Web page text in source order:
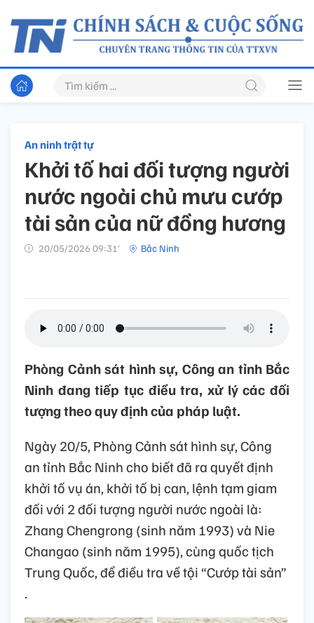
An ninh trật tự
Khởi tố hai đối tượng người
nước ngoài chủ mưu cướp
tài sản của nữ đồng hương
20/05/2026 09:31’ Bắc Ninh
Phòng Cảnh sát hình sự, Công an tỉnh Bắc
Ninh đang tiếp tục điều tra, xử lý các đối
tượng theo quy định của pháp luật.
Ngày 20/5, Phòng Cảnh sát hình sự, Công
an tỉnh Bắc Ninh cho biết đã ra quyết định
khởi tố vụ án, khởi tố bị can, lệnh tạm giam
đối với 2 đối tượng người nước ngoài là:
Zhang Chengrong (sinh năm 1993) và Nie
Changao (sinh năm 1995), cùng quốc tịch
Trung Quốc, để điều tra về tội “Cướp tài sản”
.